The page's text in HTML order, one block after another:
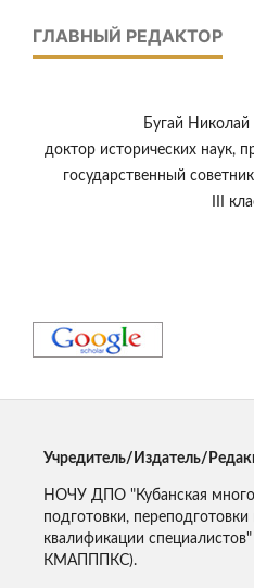
ГЛАВНЫЙ РЕДАКТОР
Бугай
доктор исторических наук,
государственный
III
Учредитель/Издатель/
НОЧУ ДПО "Кубанская
подготовки,
квалификации специалистов"
КМАПППКС).